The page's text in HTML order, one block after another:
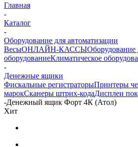
Главная
-
Каталог
-
Оборудование для автоматизации
ВесыОНЛАЙН-КАССЫОборудование
оборудованиеКлиматическое
-
Денежные ящики
Фискальные регистраторыПринтеры
марокСканеры штрих-кодаДисплеи
-Денежный ящик Форт 4К (Атол)
Хит